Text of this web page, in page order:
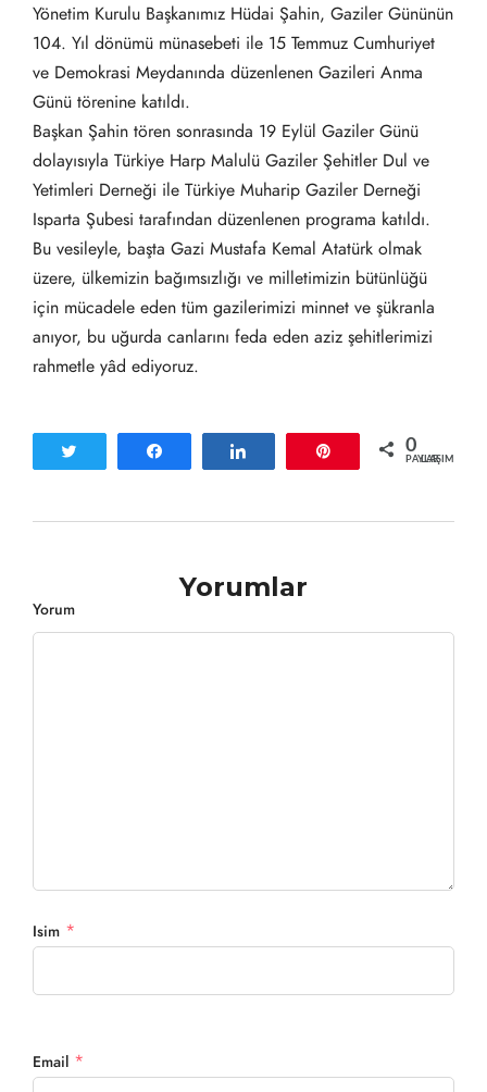
Yönetim Kurulu Başkanımız Hüdai Şahin, Gaziler Gününün
104. Yıl dönümü münasebeti ile 15 Temmuz Cumhuriyet
ve Demokrasi Meydanında düzenlenen Gazileri Anma
Günü törenine katıldı.
Başkan Şahin tören sonrasında 19 Eylül Gaziler Günü
dolayısıyla Türkiye Harp Malulü Gaziler Şehitler Dul ve
Yetimleri Derneği ile Türkiye Muharip Gaziler Derneği
Isparta Şubesi tarafından düzenlenen programa katıldı.
Bu vesileyle, başta Gazi Mustafa Kemal Atatürk olmak
üzere, ülkemizin bağımsızlığı ve milletimizin bütünlüğü
için mücadele eden tüm gazilerimizi minnet ve şükranla
anıyor, bu uğurda canlarını feda eden aziz şehitlerimizi
rahmetle yâd ediyoruz.
0
PAYLAŞIMLAR
Yorumlar
Yorum
Isim *
Email *